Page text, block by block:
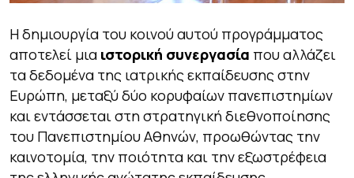
Η δημιουργία του κοινού αυτού προγράμματος
αποτελεί μια ιστορική συνεργασία που αλλάζει
τα δεδομένα της ιατρικής εκπαίδευσης στην
Ευρώπη, μεταξύ δύο κορυφαίων πανεπιστημίων
και εντάσσεται στη στρατηγική διεθνοποίησης
του Πανεπιστημίου Αθηνών, προωθώντας την
καινοτομία, την ποιότητα και την εξωστρέφεια